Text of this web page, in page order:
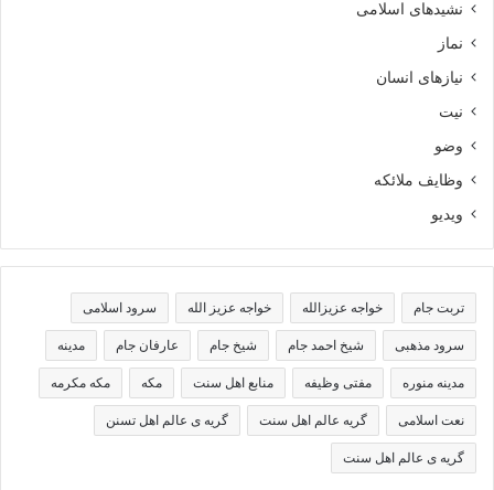
نشیدهای اسلامی
نماز
نیازهای انسان
نیت
وضو
وظایف ملائکه
ویدیو
تربت جام خواجه عزیزالله خواجه عزیز الله سرود اسلامی
سرود مذهبی شیخ احمد جام شیخ جام عارفان جام مدینه
مدینه منوره مفتی وظیفه منابع اهل سنت مکه مکه مکرمه
نعت اسلامی گریه عالم اهل سنت گریه ی عالم اهل تسنن
گریه ی عالم اهل سنت